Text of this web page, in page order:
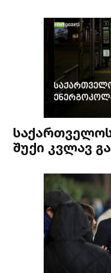
შუქი კვლავ